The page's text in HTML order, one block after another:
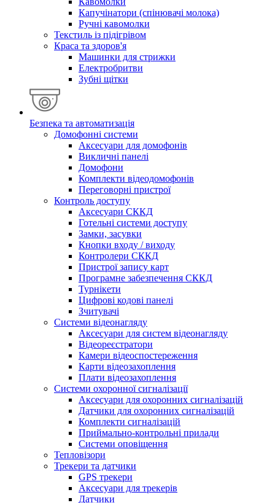
Капучінатори (спінювачі молока)
Ручні кавомолки
Текстиль із підігрівом
Краса та здоров'я
Машинки для стрижки
Електробритви
Зубні щітки
Безпека та автоматизація
Домофонні системи
Аксесуари для домофонів
Викличні панелі
Домофони
Комплекти відеодомофонів
Переговорні пристрої
Контроль доступу
Аксесуари СККД
Готельні системи доступу
Замки, засувки
Кнопки входу / виходу
Контролери СККД
Пристрої запису карт
Програмне забезпечення СККД
Турнікети
Цифрові кодові панелі
Зчитувачі
Системи відеонагляду
Аксесуари для систем відеонагляду
Відеореєстратори
Камери відеоспостереження
Карти відеозахоплення
Плати відеозахоплення
Системи охоронної сигналізації
Аксесуари для охоронних сигналізацій
Датчики для охоронних сигналізацій
Комплекти сигналізацій
Приймально-контрольні прилади
Системи оповіщення
Тепловізори
Трекери та датчики
GPS трекери
Аксесуари для трекерів
Датчики